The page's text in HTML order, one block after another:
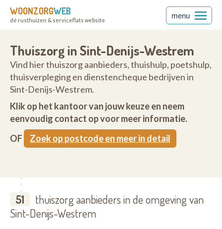
WOONZORGWEB
dé rusthuizen & serviceflats website
menu
Thuiszorg in Sint-Denijs-Westrem
Vind hier thuiszorg aanbieders, thuishulp, poetshulp,
thuisverpleging en dienstencheque bedrijven in
Sint-Denijs-Westrem.
Klik op het kantoor van jouw keuze en neem
eenvoudig contact op voor meer informatie.
OF
Zoek op postcode en meer in detail
51
thuiszorg aanbieders in de omgeving van
Sint-Denijs-Westrem